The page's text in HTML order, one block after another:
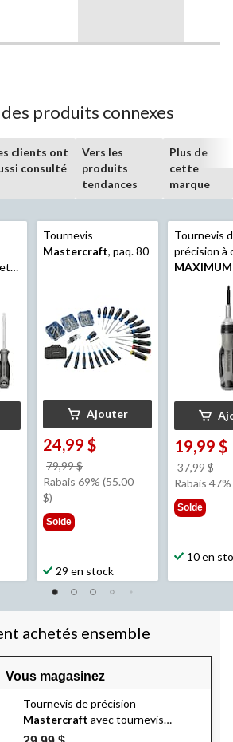
produits connexes
clients ont
consulté
Vers les
produits
tendances
Plus de
cette
marque
Tournevis
Mastercraft, paq. 80
Ajouter
24,99 $
79,99 $
était
Rabais 69% (55.00
$)
Solde
29 en stock
Tournevis
précision à
MAXIMUM
embouts
noir et étui
plastique,
19,99 $
37,99 $
Rabais 47%
Solde
10 en
achetés ensemble
Vous magasinez
Tournevis de précision
Mastercraft avec tournevis
télescopique, poignée en